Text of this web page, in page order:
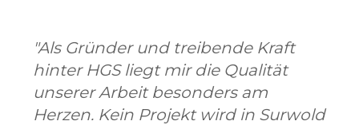
"Als Gründer und treibende Kraft
hinter HGS liegt mir die Qualität
unserer Arbeit besonders am
Herzen. Kein Projekt wird in Surwold